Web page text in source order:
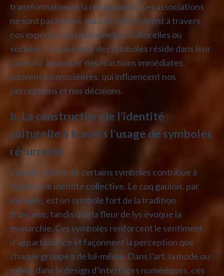
transformation et la renaissance. Ces associations
ne sont pas innées, mais se construisent à travers
nos expériences personnelles, culturelles ou
sociales. La puissance des symboles réside dans leur
capacité à susciter des réactions immédiates,
souvent inconscientes, qui influencent nos
perceptions et nos décisions.
b. La construction de l’identité
culturelle à travers l’usage de symboles
récurrents
L’usage répété de certains symboles contribue à
forger une identité collective. Le coq gaulois, par
exemple, est un symbole fort de la tradition
française, tandis que la fleur de lys évoque la
monarchie. Ces symboles renforcent le sentiment
d’appartenance et façonnent la perception que
chaque groupe a de lui-même. Dans l’art, la mode ou
même dans le design d’interfaces numériques, ces